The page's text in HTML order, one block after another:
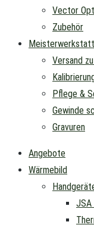
Vector
Zubehör
Meisterwerkstatt
Versand
Pflege &
Gewinde
Gravuren
Angebote
Wärmebild
JSA